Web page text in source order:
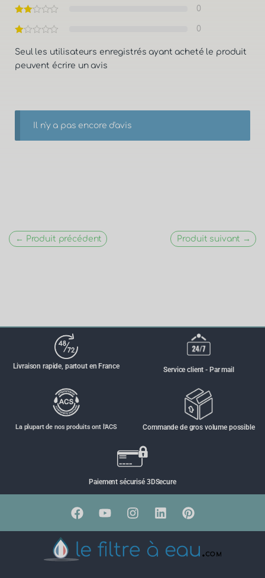
0
0
Seul les utilisateurs enregistrés ayant acheté le produit
peuvent écrire un avis
Il n'y a pas encore d'avis
← Produit précédent Produit suivant →
Livraison rapide, partout en France Service client - Par mail
La plupart de nos produits ont l'ACS Commande de gros volume possible
Paiement sécurisé 3DSecure